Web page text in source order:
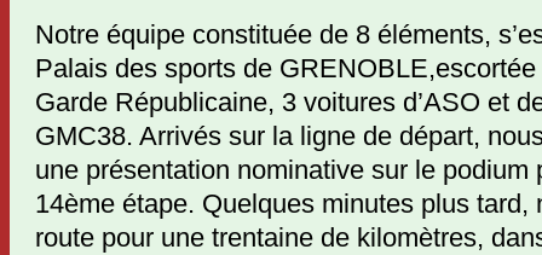
Notre équipe constituée de 8 éléments,
Palais des sports de
Garde Républicaine, 3 voitures d’ASO et
GMC38. Arrivés sur la ligne de départ,
une présentation nominative sur le podium
14ème étape. Quelques minutes plus tard,
route pour une trentaine de kilomètres,